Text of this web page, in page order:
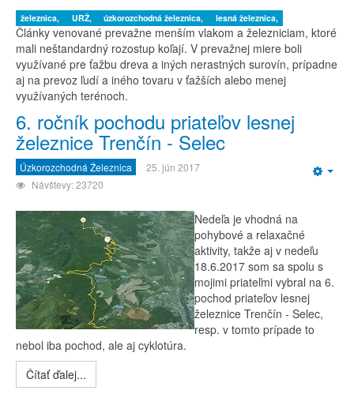
železnica, URŽ, úzkorozchodná železnica, lesná železnica,
Články venované prevažne menším vlakom a železniciam, ktoré
mali neštandardný rozostup koľají. V prevažnej miere boli
využívané pre ťažbu dreva a iných nerastných surovín, prípadne
aj na prevoz ľudí a iného tovaru v ťažších alebo menej
využívaných terénoch.
6. ročník pochodu priateľov lesnej
železnice Trenčín - Selec
Úzkorozchodná Železnica
25. jún 2017
Návštevy: 23720
Nedeľa je vhodná na
pohybové a relaxačné
aktivity, takže aj v nedeľu
18.6.2017 som sa spolu s
mojimi priateľmi vybral na 6.
pochod priateľov lesnej
železnice Trenčín - Selec,
resp. v tomto prípade to
nebol iba pochod, ale aj cyklotúra.
Čítať ďalej...